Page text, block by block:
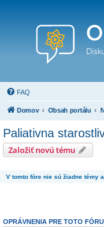
FAQ
Domov Obsah portálu
Paliativna
Založiť novú tému
V tomto fóre nie sú žiadne témy
OPRÁVNENIA PRE TOTO